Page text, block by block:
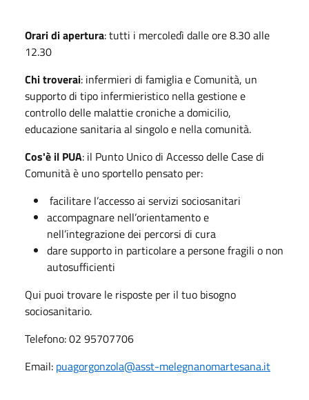
Orari di apertura: tutti i mercoledì dalle ore 8.30 alle
12.30
Chi troverai: infermieri di famiglia e Comunità, un
supporto di tipo infermieristico nella gestione e
controllo delle malattie croniche a domicilio,
educazione sanitaria al singolo e nella comunità.
Cos'è il PUA: il Punto Unico di Accesso delle Case di
Comunità è uno sportello pensato per:
facilitare l’accesso ai servizi sociosanitari
accompagnare nell’orientamento e
nell’integrazione dei percorsi di cura
dare supporto in particolare a persone fragili o non
autosufficienti
Qui puoi trovare le risposte per il tuo bisogno
sociosanitario.
Telefono: 02 95707706
Email: puagorgonzola@asst-melegnanomartesana.it